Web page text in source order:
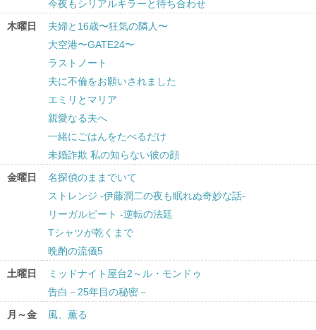
今夜もシリアルキラーと待ち合わせ
木曜日
夫婦と16歳〜狂気の隣人〜
大空港〜GATE24〜
ラストノート
夫に不倫をお願いされました
エミリとマリア
親愛なる夫へ
一緒にごはんをたべるだけ
未婚詐欺 私の知らない彼の顔
金曜日
名探偵のままでいて
ストレンジ -伊藤潤二の夜も眠れぬ奇妙な話-
リーガルビート -逆転の法廷
Tシャツが乾くまで
晩酌の流儀5
土曜日
ミッドナイト屋台2～ル・モンドゥ
告白－25年目の秘密－
月～金
風、薫る